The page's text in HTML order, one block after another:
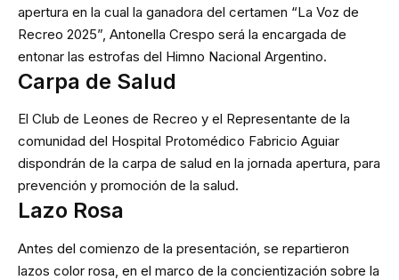
apertura en la cual la ganadora del certamen “La Voz de
Recreo 2025”, Antonella Crespo será la encargada de
entonar las estrofas del Himno Nacional Argentino.
Carpa de Salud
El Club de Leones de Recreo y el Representante de la
comunidad del Hospital Protomédico Fabricio Aguiar
dispondrán de la carpa de salud en la jornada apertura, para
prevención y promoción de la salud.
Lazo Rosa
Antes del comienzo de la presentación, se repartieron
lazos color rosa, en el marco de la concientización sobre la